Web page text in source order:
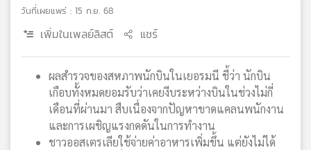
วันที่เผยแพร่ : 15 ก.ย. 68
เพิ่มในเพลย์ลิสต์ แชร์
ผลสำรวจของสหภาพนักบินในเยอรมนี ชี้ว่า นักบิน
เกือบทั้งหมดยอมรับว่าเคยงีบระหว่างบินในช่วงไม่กี่
เดือนที่ผ่านมา สืบเนื่องจากปัญหาขาดแคลนพนักงาน
และการเผชิญแรงกดดันในการทำงาน
ชาวออสเตรเลียใช้จ่ายค่าอาหารเพิ่มขึ้น แต่ยังไม่ได้